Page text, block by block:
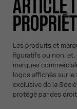
ARTICLE
Les produits et
figuratifs ou non, et,
marques
logos affichés sur
exclusive de la
protégé par des